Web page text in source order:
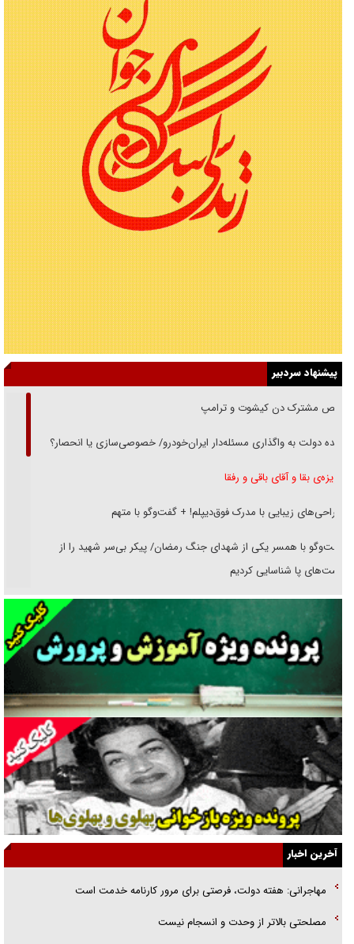
پیشنهاد سردبیر
رقص مشترک دن کیشوت و ترامپ
دنده دولت به واگذاری مسئله‌دار ایران‌خودرو/ خصوصی‌سازی یا انحصار؟
غریزه‌ی بقا و آقای باقی و رفقا
جراحی‌های زیبایی با مدرک فوق‌دیپلم! + گفت‌وگو با متهم
گفت‌وگو با همسر یکی از شهدای جنگ رمضان/ پیکر بی‌سر شهید را از
انگشت‌های پا شناسایی کردیم
نسلی که آنلاین الگو می‌گیرد
گفت‌وگو با آیت‌الله جاودان/ جفای مخالفان مکانت معنوی رهبر شهید را
ارتقا می‌داد
راننده مست به قانون می‌خندد
همه آقای دوربینی شده‌ایم!
قصه ناتمام سرویس مدارس
آیا مقاومت فلسطین خلع‌سلاح می‌شود؟
الگوی وحدت‌آفرین در ادراک سیاست خارجی
گفتگوی دکتر اخوان مدیرمسئول روزنامه جوان با برنامه تلویزیونی «نبرد
هرمز»
امام حسین (ع) کشته سیرت‌های عصر جاهلی شد
آخرین اخبار
مهاجرانی: هفته دولت، فرصتی برای مرور کارنامه خدمت است
مصلحتی بالاتر از وحدت و انسجام نیست